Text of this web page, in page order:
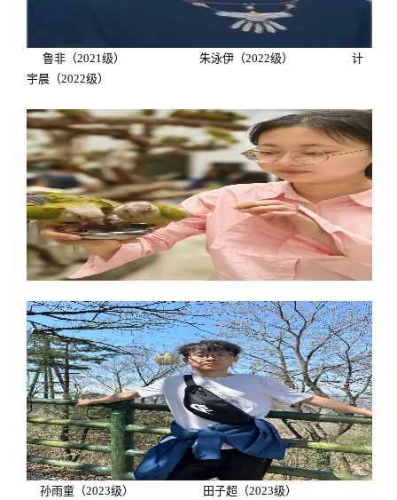
鲁非（2021级） 朱泳伊（2022级） 计
宇晨（2022级）
孙雨童（2023级） 田子超（2023级）